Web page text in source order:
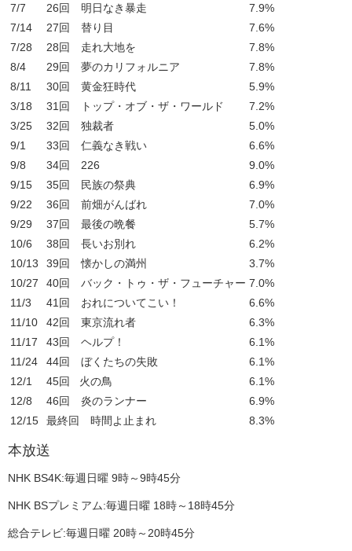
7/7
26回 明日なき暴走
7.9%
7/14
27回 替り目
7.6%
7/28
28回 走れ大地を
7.8%
8/4
29回 夢のカリフォルニア
7.8%
8/11
30回 黄金狂時代
5.9%
3/18
31回 トップ・オブ・ザ・ワールド
7.2%
3/25
32回 独裁者
5.0%
9/1
33回 仁義なき戦い
6.6%
9/8
34回 226
9.0%
9/15
35回 民族の祭典
6.9%
9/22
36回 前畑がんばれ
7.0%
9/29
37回 最後の晩餐
5.7%
10/6
38回 長いお別れ
6.2%
10/13
39回 懐かしの満州
3.7%
10/27
40回 バック・トゥ・ザ・フューチャー 7.0%
11/3
41回 おれについてこい！
6.6%
11/10
42回 東京流れ者
6.3%
11/17
43回 ヘルプ！
6.1%
11/24
44回 ぼくたちの失敗
6.1%
12/1
45回 火の鳥
6.1%
12/8
46回 炎のランナー
6.9%
12/15
最終回 時間よ止まれ 8.3%
本放送
NHK BS4K:毎週日曜 9時～9時45分
NHK BSプレミアム:毎週日曜 18時～18時45分
総合テレビ:毎週日曜 20時～20時45分